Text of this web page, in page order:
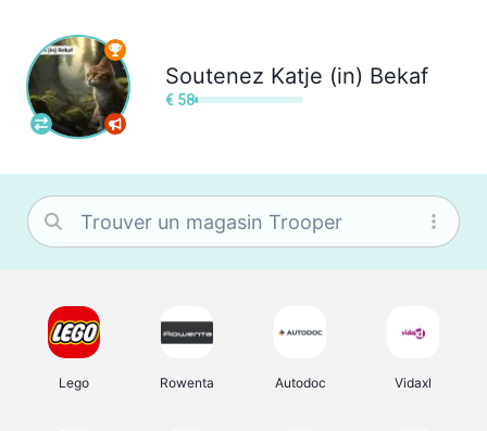
Soutenez Katje (in) Bekaf
€ 58
Lego Rowenta Autodoc Vidaxl